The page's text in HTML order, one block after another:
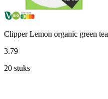
Clipper Lemon organic green tea
3.79
20 stuks